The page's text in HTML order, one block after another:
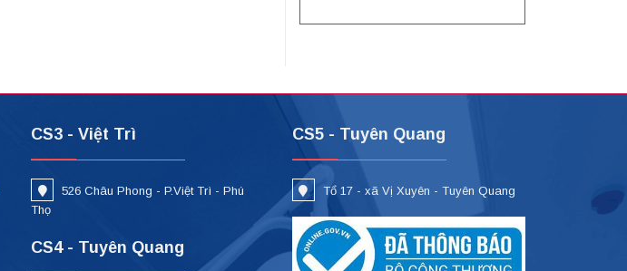
CS3 - Việt Trì
526 Châu Phong - P.Việt Trì - Phú
Thọ
CS4 - Tuyên Quang
CS5 - Tuyên Quang
Tổ 17 - xã Vị Xuyên - Tuyên Quang